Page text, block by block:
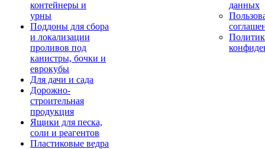
контейнеры и
урны
Поддоны для сбора
и локализации
проливов под
канистры, бочки и
еврокубы
Для дачи и сада
Дорожно-
строительная
продукция
Ящики для песка,
соли и реагентов
Пластиковые ведра
данных